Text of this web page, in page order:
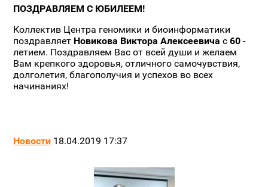
ПОЗДРАВЛЯЕМ С ЮБИЛЕЕМ!
Коллектив Центра геномики и биоинформатики
поздравляет Новикова Виктора Алексеевича с60 -
летием. Поздравляем Вас от всей души и желаем
Вам крепкого здоровья, отличного самочувствия,
долголетия, благополучия и успехов во всех
начинаниях!
Новости 18.04.2019 17:37